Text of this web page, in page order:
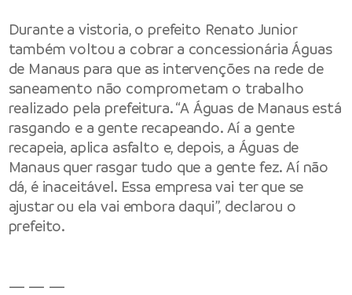
Durante a vistoria, o prefeito Renato Junior
também voltou a cobrar a concessionária Águas
de Manaus para que as intervenções na rede de
saneamento não comprometam o trabalho
realizado pela prefeitura. “A Águas de Manaus está
rasgando e a gente recapeando. Aí a gente
recapeia, aplica asfalto e, depois, a Águas de
Manaus quer rasgar tudo que a gente fez. Aí não
dá, é inaceitável. Essa empresa vai ter que se
ajustar ou ela vai embora daqui”, declarou o
prefeito.
— — —